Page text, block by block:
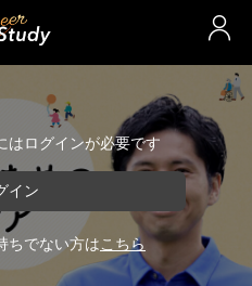
はログインが必要です
イン
ちでない方はこちら